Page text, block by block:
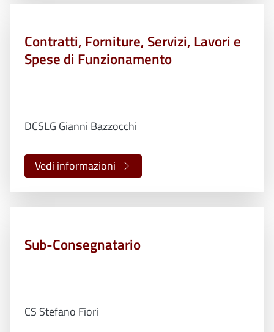
Contratti, Forniture, Servizi, Lavori e
Spese di Funzionamento
DCSLG Gianni Bazzocchi
Vedi informazioni
Sub-Consegnatario
CS Stefano Fiori